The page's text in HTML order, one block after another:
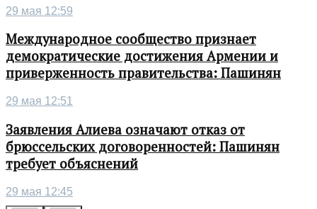
29 мая 12:59
Международное сообщество признает
демократические достижения Армении и
приверженность правительства: Пашинян
29 мая 12:51
Заявления Алиева означают отказ от
брюссельских договоренностей: Пашинян
требует объяснений
29 мая 12:45